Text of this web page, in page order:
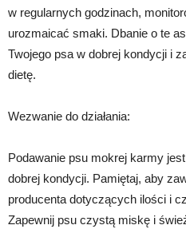
w regularnych godzinach,
urozmaicać smaki. Dbanie o te
Twojego psa w dobrej kondycji i
dietę.
Wezwanie do działania:
Podawanie psu mokrej karmy
dobrej kondycji. Pamiętaj, aby
producenta dotyczących ilości i
Zapewnij psu czystą miskę i